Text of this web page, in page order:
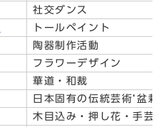
社交ダンス
トールペイント
陶器制作活動
フラワーデザイン
華道・和裁
日本固有の伝統芸術‘盆
木目込み・押し花・手芸